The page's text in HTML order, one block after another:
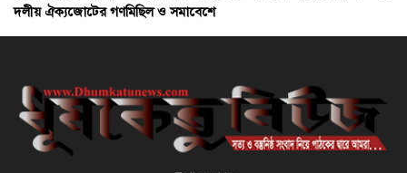
দলীয় ঐক্যজোটের গণমিছিল ও সমাবেশে